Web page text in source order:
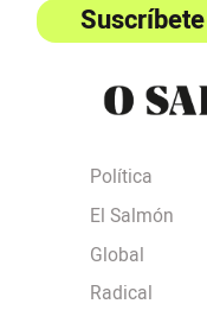
Suscríbete
Política
El Salmón
Global
Radical